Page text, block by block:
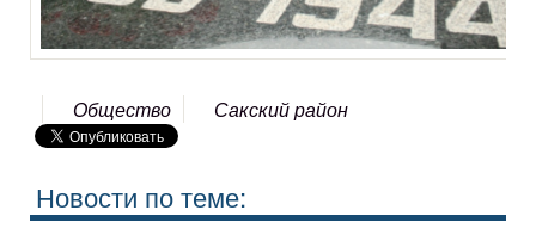
Общество Сакский район
Новости по теме: